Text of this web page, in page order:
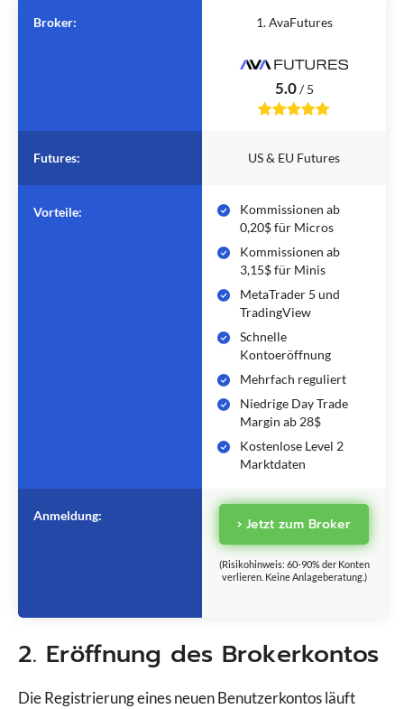
Broker: 1. AvaFutures
5.0 / 5
Futures: US & EU Futures
Vorteile:
Kommissionen ab
0,20$ für Micros
Kommissionen ab
3,15$ für Minis
MetaTrader 5 und
TradingView
Schnelle
Kontoeröffnung
Mehrfach reguliert
Niedrige Day Trade
Margin ab 28$
Kostenlose Level 2
Marktdaten
Anmeldung: › Jetzt zum Broker
(Risikohinweis: 60-90% der Konten
verlieren. Keine Anlageberatung.)
2. Eröffnung des Brokerkontos
Die Registrierung eines neuen Benutzerkontos läuft